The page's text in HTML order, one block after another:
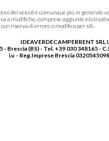
dei veicoli e comunque più in generale
a modifiche, comprese aggiunte e/o
riserva di errore o modifica per siti.
IDEAVERDECAMPERRENT SRL
Brescia (BS) - Tel. +39 030 348165 -
i.v. - Reg.Imprese Brescia